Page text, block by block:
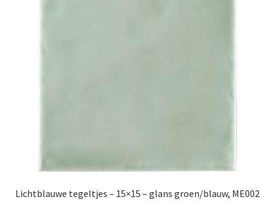
Lichtblauwe tegeltjes – 15×15 – glans groen/blauw, ME002